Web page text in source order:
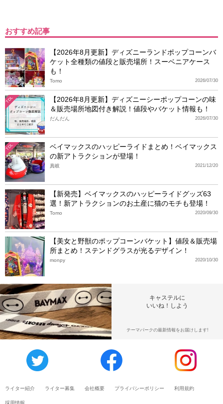
おすすめ記事
【2026年8月更新】ディズニーランドポップコーンバ
ケット全種類の値段と販売場所！スーベニアケース
も！
2026/07/30
Tomo
TDL
【2026年8月更新】ディズニーシーポップコーンの味
＆販売場所地図付き解説！値段やバケット情報も！
2026/07/30
だんだん
TDL
ベイマックスのハッピーライドまとめ！ベイマックス
の新アトラクションが登場！
2021/12/20
真岐
【新発売】ベイマックスのハッピーライドグッズ63
選！新アトラクションのお土産に猫のモチも登場！
2020/09/30
Tomo
【美女と野獣のポップコーンバケット】値段＆販売場
所まとめ！ステンドグラスが光るデザイン！
2020/10/30
monpy
キャステルに
いいね！しよう
テーマパークの最新情報をお届けします!
ライター紹介 ライター募集 会社概要 プライバシーポリシー 利用規約
採用情報